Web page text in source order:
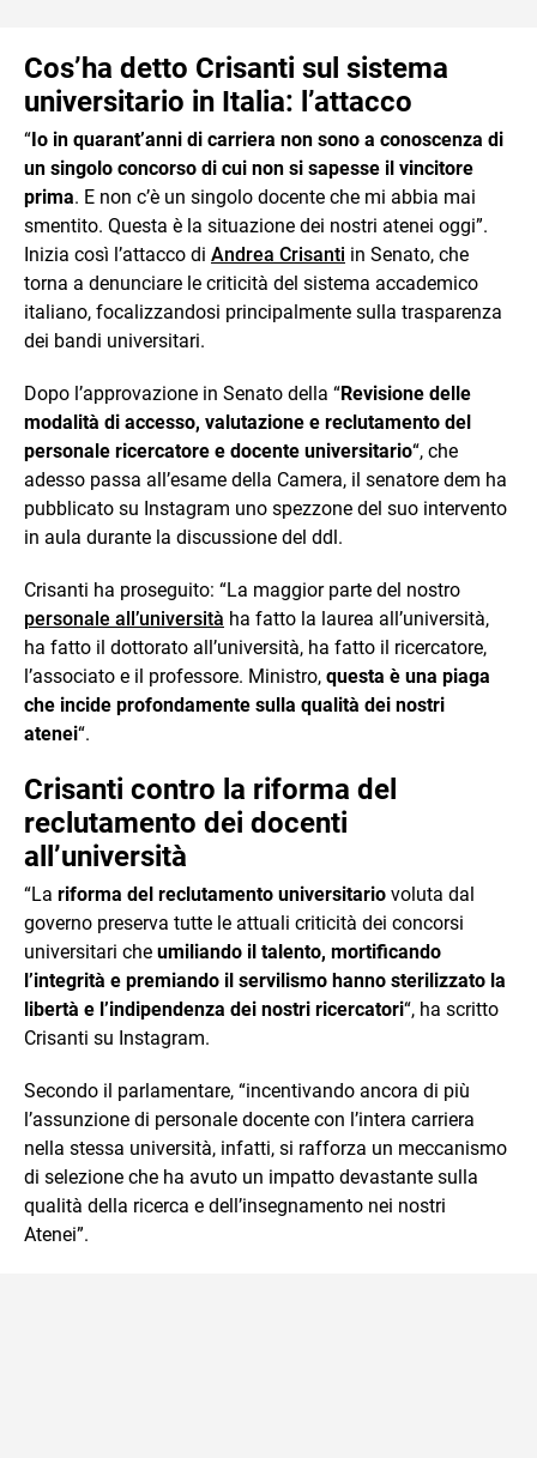
Cos’ha detto Crisanti sul sistema
universitario in Italia: l’attacco
“Io in quarant’anni di carriera non sono a conoscenza di
un singolo concorso di cui non si sapesse il vincitore
prima. E non c’è un singolo docente che mi abbia mai
smentito. Questa è la situazione dei nostri atenei oggi”.
Inizia così l’attacco di Andrea Crisanti in Senato, che
torna a denunciare le criticità del sistema accademico
italiano, focalizzandosi principalmente sulla trasparenza
dei bandi universitari.
Dopo l’approvazione in Senato della “Revisione delle
modalità di accesso, valutazione e reclutamento del
personale ricercatore e docente universitario“, che
adesso passa all’esame della Camera, il senatore dem ha
pubblicato su Instagram uno spezzone del suo intervento
in aula durante la discussione del ddl.
Crisanti ha proseguito: “La maggior parte del nostro
personale all’università ha fatto la laurea all’università,
ha fatto il dottorato all’università, ha fatto il ricercatore,
l’associato e il professore. Ministro, questa è una piaga
che incide profondamente sulla qualità dei nostri
atenei“.
Crisanti contro la riforma del
reclutamento dei docenti
all’università
“La riforma del reclutamento universitario voluta dal
governo preserva tutte le attuali criticità dei concorsi
universitari che umiliando il talento, mortificando
l’integrità e premiando il servilismo hanno sterilizzato la
libertà e l’indipendenza dei nostri ricercatori“, ha scritto
Crisanti su Instagram.
Secondo il parlamentare, “incentivando ancora di più
l’assunzione di personale docente con l’intera carriera
nella stessa università, infatti, si rafforza un meccanismo
di selezione che ha avuto un impatto devastante sulla
qualità della ricerca e dell’insegnamento nei nostri
Atenei”.